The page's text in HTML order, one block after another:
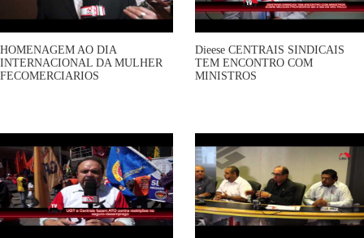
HOMENAGEM AO DIA
INTERNACIONAL DA MULHER
FECOMERCIARIOS
Dieese CENTRAIS SINDICAIS
TEM ENCONTRO COM
MINISTROS